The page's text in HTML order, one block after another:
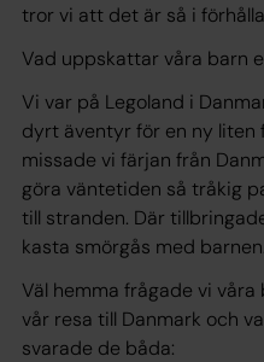
tror vi att det är så i
Vad uppskattar våra barn
Vi var på Legoland i
dyrt äventyr för en ny liten
missade vi färjan från
göra väntetiden så tråkig
till stranden. Där
kasta smörgås med barnen.
Väl hemma frågade vi
vår resa till Danmark och
svarade de båda: